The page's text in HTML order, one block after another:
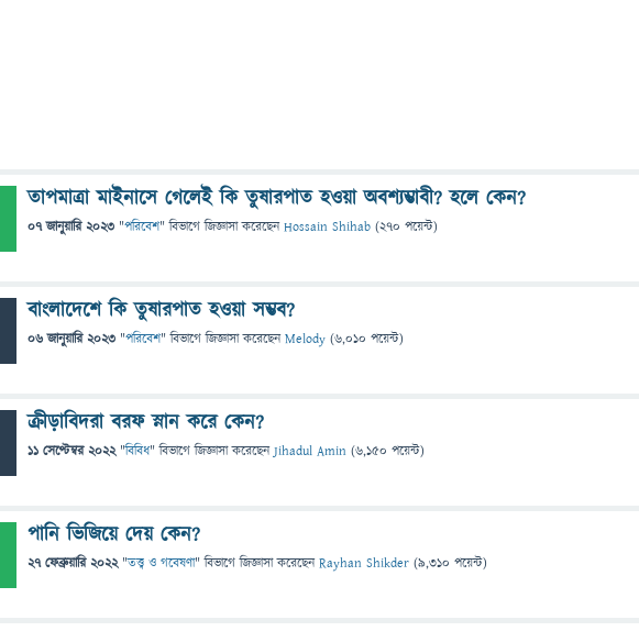
তাপমাত্রা মাইনাসে গেলেই কি তুষারপাত হওয়া অবশ্যম্ভাবী? হলে কেন?
07 জানুয়ারি 2023 "পরিবেশ" বিভাগে জিজ্ঞাসাকরেছেনHossain Shihab (270 পয়েন্ট)
বাংলাদেশে কি তুষারপাত হওয়া সম্ভব?
06 জানুয়ারি 2023 "পরিবেশ" বিভাগে জিজ্ঞাসাকরেছেনMelody (6,010 পয়েন্ট)
ক্রীড়াবিদরা বরফ স্নান করে কেন?
11 সেপ্টেম্বর 2022 "বিবিধ" বিভাগে জিজ্ঞাসাকরেছেনJihadul Amin (6,150 পয়েন্ট)
পানি ভিজিয়ে দেয় কেন?
27 ফেব্রুয়ারি 2022 "তত্ত্ব ও গবেষণা" বিভাগে জিজ্ঞাসাকরেছেনRayhan Shikder (9,310 পয়েন্ট)